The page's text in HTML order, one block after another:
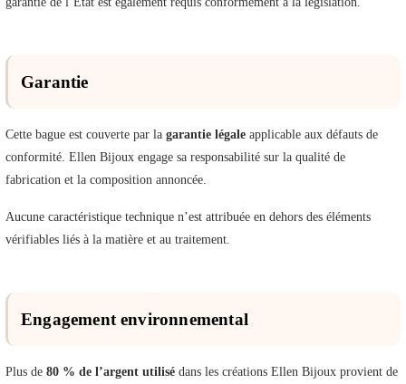
Garantie
Cette bague est couverte par la garantie légale applicable aux défauts de
conformité. Ellen Bijoux engage sa responsabilité sur la qualité de
fabrication et la composition annoncée.
Aucune caractéristique technique n’est attribuée en dehors des éléments
vérifiables liés à la matière et au traitement.
Engagement environnemental
Plus de 80 % de l’argent utilisé dans les créations Ellen Bijoux provient de